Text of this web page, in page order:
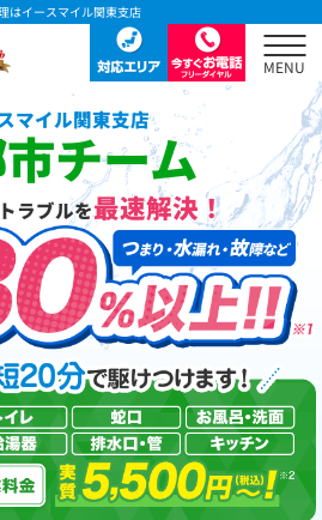
はイースマイル関東支店
マイル関東支店
チーム
ラブルを最速解決！